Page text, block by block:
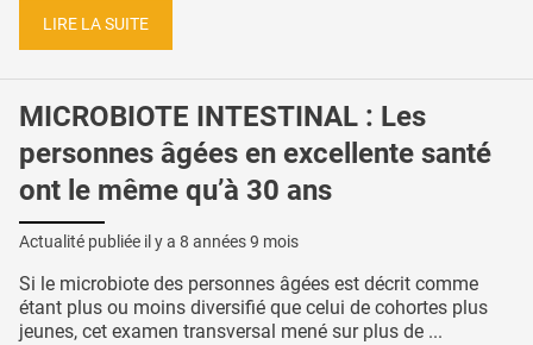
LIRE LA SUITE
MICROBIOTE INTESTINAL : Les
personnes âgées en excellente santé
ont le même qu’à 30 ans
Actualité publiée il y a 8 années 9 mois
Si le microbiote des personnes âgées est décrit comme
étant plus ou moins diversifié que celui de cohortes plus
jeunes, cet examen transversal mené sur plus de ...